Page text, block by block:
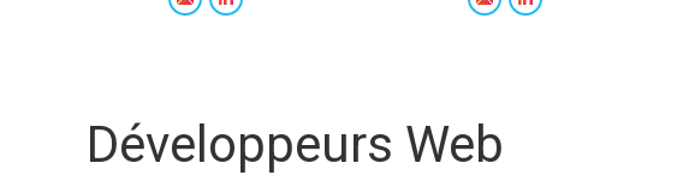
E-
LinkedIn
E-
LinkedIn
Développeurs Web